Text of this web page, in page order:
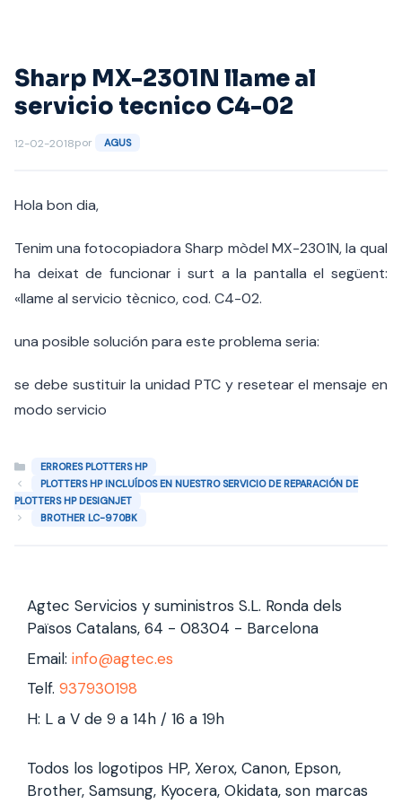
Sharp MX-2301N llame al
servicio tecnico C4-02
12-02-2018por AGUS
Hola bon dia,
Tenim una fotocopiadora Sharp mòdel MX-2301N, la qual
ha deixat de funcionar i surt a la pantalla el següent:
«llame al servicio tècnico, cod. C4-02.
una posible solución para este problema seria:
se debe sustituir la unidad PTC y resetear el mensaje en
modo servicio
Categorías
ERRORES PLOTTERS HP
PLOTTERS HP INCLUÍDOS EN NUESTRO SERVICIO DE REPARACIÓN DE
PLOTTERS HP DESIGNJET
BROTHER LC-970BK
Agtec Servicios y suministros S.L. Ronda dels
Països Catalans, 64 - 08304 - Barcelona
Email: info@agtec.es
Telf. 937930198
H: L a V de 9 a 14h / 16 a 19h
Todos los logotipos HP, Xerox, Canon, Epson,
Brother, Samsung, Kyocera, Okidata, son marcas